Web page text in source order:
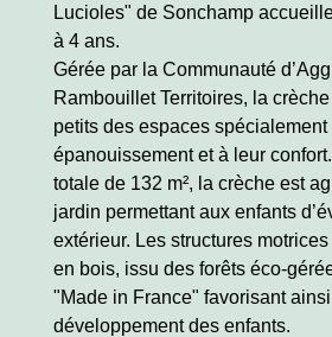
Lucioles" de Sonchamp
à 4 ans.
Gérée par la Communauté
Rambouillet Territoires, la
petits des espaces
épanouissement et à leur
totale de 132 m², la crèche est
jardin permettant aux enfants
extérieur. Les structures
en bois, issu des forêts éco-
"Made in France" favorisant
développement des enfants.